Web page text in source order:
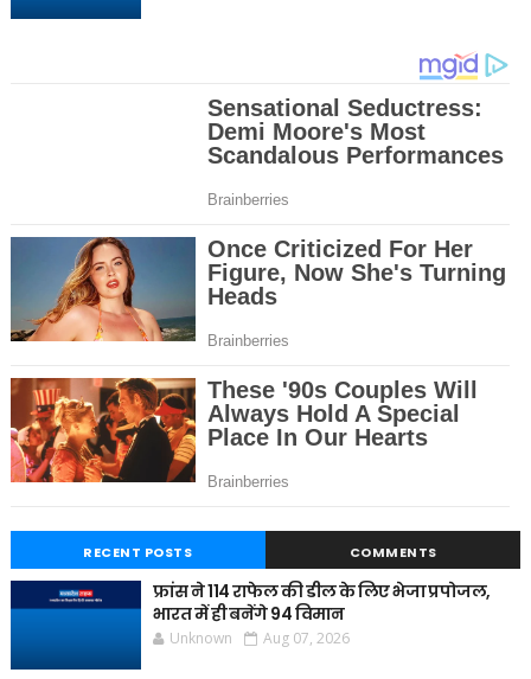
RECENT POSTS COMMENTS
फ्रांस ने 114 राफेल की डील के लिए भेजा प्रपोजल,
भारत में ही बनेंगे 94 विमान
Unknown Aug 07, 2026